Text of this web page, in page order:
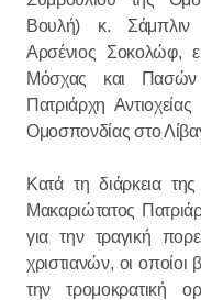
Βουλή) κ. Σάμπλιν
Αρσένιος Σοκολώφ,
Μόσχας και
Πατριάρχη
Ομοσπονδίας στο
Κατά τη διάρκεια
Μακαριώτατος
για την τραγική
χριστιανών, οι
την τρομοκρατική